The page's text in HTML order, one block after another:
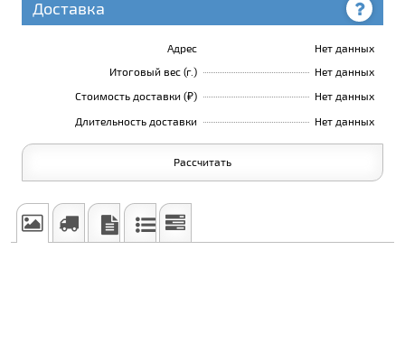
Доставка
Адрес
Нет данных
Итоговый вес (г.)
Нет данных
Стоимость доставки (₽)
Нет данных
Длительность доставки
Нет данных
Рассчитать